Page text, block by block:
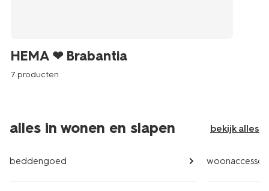
HEMA ❤ Brabantia
7 producten
alles in wonen en slapen bekijk alles
beddengoed